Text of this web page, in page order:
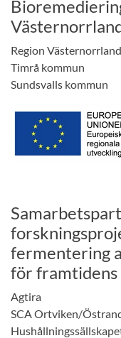
Region Västernorrland
Timrå kommun
Sundsvalls kommun
fermentering
för framtidens
Agtira
SCA Ortviken/